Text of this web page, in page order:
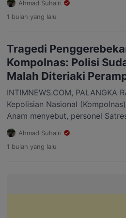
penggerebekan bandar narkoba
Kalemei, Kecamatan Katingan
meninjau lokasi kejadian
Daerah (Kapolda) Kalimantan
[…]
Ahmad Suhairi
1 bulan yang lalu
Tragedi
Kompolnas: Polisi
Malah Diteriaki
INTIMNEWS.COM, PALANGKA
Kepolisian Nasional
Anam menyebut, personel
telah menjalankan prosedur
penangkapan terduga bandar
Kalemei, Kecamatan Katingan
Ahmad Suhairi
1 bulan yang lalu